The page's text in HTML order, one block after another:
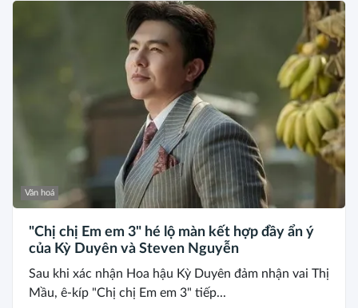
Văn hoá
"Chị chị Em em 3" hé lộ màn kết hợp đầy ẩn ý
của Kỳ Duyên và Steven Nguyễn
Sau khi xác nhận Hoa hậu Kỳ Duyên đảm nhận vai Thị
Mầu, ê-kíp "Chị chị Em em 3" tiếp...